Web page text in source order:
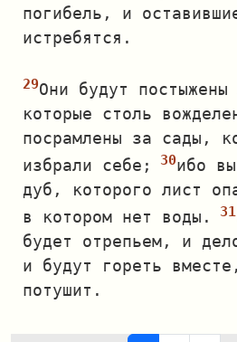
погибель, и
истребятся.
Они будут
которые столь
посрамлены за сады,
избрали себе;
ибо
дуб, которого лист
в котором нет воды.
будет отрепьем, и
и будут гореть
потушит.